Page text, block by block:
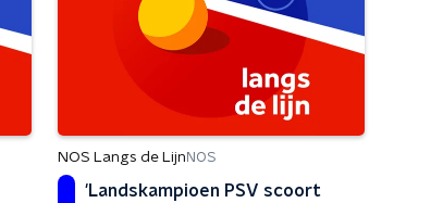
NOS Langs de Lijn NOS
'Landskampioen PSV scoort